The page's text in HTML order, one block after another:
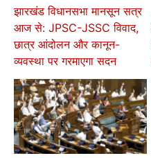
झारखंड विधानसभा मानसून सत्र
आज से: JPSC-JSSC विवाद,
छात्र आंदोलन और कानून-
व्यवस्था पर गरमाएगा सदन